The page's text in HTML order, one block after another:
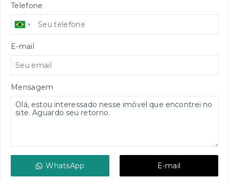
Telefone
E-mail
Mensagem
WhatsApp E-mail